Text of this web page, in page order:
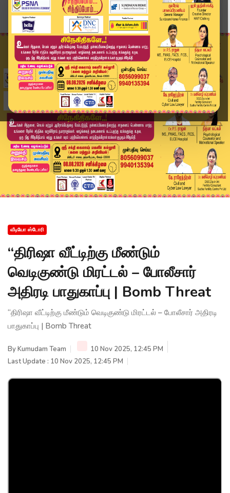
Home
வீடியோ ஸ்டோரி
“திரிஷா வீட்டிற்கு மீண்டும் வெடிகுண்டு மிரட்டல்...
வீடியோ ஸ்டோரி
“திரிஷா வீட்டிற்கு மீண்டும்
வெடிகுண்டு மிரட்டல் – போலீசார்
அதிரடி பாதுகாப்பு | Bomb Threat
“திரிஷா வீட்டிற்கு மீண்டும் வெடிகுண்டு மிரட்டல் – போலீசார் அதிரடி
பாதுகாப்பு | Bomb Threat
ByKumudam Team
10 Nov 2025, 12:45 PM
Last Update : 10 Nov 2025, 12:45 PM